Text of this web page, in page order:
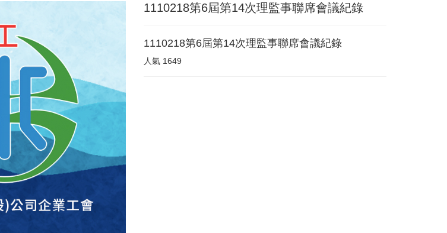
1110218第6屆第14次理監事聯席會議紀錄
1110218第6屆第14次理監事聯席會議紀錄
人氣 1649